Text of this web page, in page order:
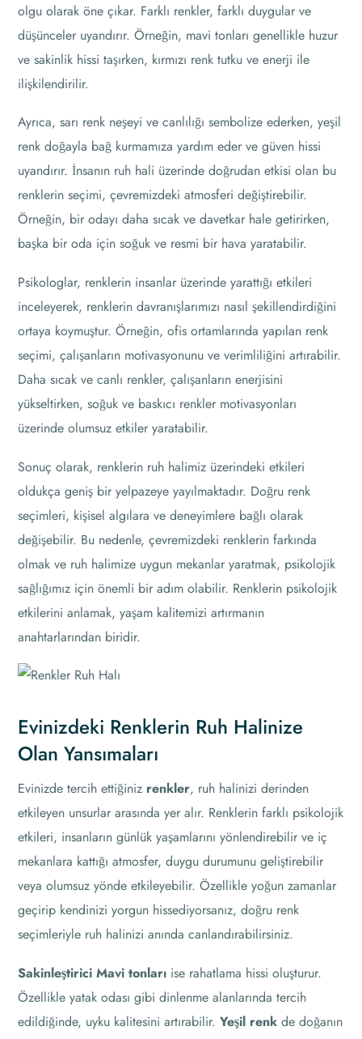
olgu olarak öne çıkar. Farklı renkler, farklı duygular ve
düşünceler uyandırır. Örneğin, mavi tonları genellikle huzur
ve sakinlik hissi taşırken, kırmızı renk tutku ve enerji ile
ilişkilendirilir.
Ayrıca, sarı renk neşeyi ve canlılığı sembolize ederken, yeşil
renk doğayla bağ kurmamıza yardım eder ve güven hissi
uyandırır. İnsanın ruh hali üzerinde doğrudan etkisi olan bu
renklerin seçimi, çevremizdeki atmosferi değiştirebilir.
Örneğin, bir odayı daha sıcak ve davetkar hale getirirken,
başka bir oda için soğuk ve resmi bir hava yaratabilir.
Psikologlar, renklerin insanlar üzerinde yarattığı etkileri
inceleyerek, renklerin davranışlarımızı nasıl şekillendirdiğini
ortaya koymuştur. Örneğin, ofis ortamlarında yapılan renk
seçimi, çalışanların motivasyonunu ve verimliliğini artırabilir.
Daha sıcak ve canlı renkler, çalışanların enerjisini
yükseltirken, soğuk ve baskıcı renkler motivasyonları
üzerinde olumsuz etkiler yaratabilir.
Sonuç olarak, renklerin ruh halimiz üzerindeki etkileri
oldukça geniş bir yelpazeye yayılmaktadır. Doğru renk
seçimleri, kişisel algılara ve deneyimlere bağlı olarak
değişebilir. Bu nedenle, çevremizdeki renklerin farkında
olmak ve ruh halimize uygun mekanlar yaratmak, psikolojik
sağlığımız için önemli bir adım olabilir. Renklerin psikolojik
etkilerini anlamak, yaşam kalitemizi artırmanın
anahtarlarından biridir.
Evinizdeki Renklerin Ruh Halinize
Olan Yansımaları
Evinizde tercih ettiğiniz renkler, ruh halinizi derinden
etkileyen unsurlar arasında yer alır. Renklerin farklı psikolojik
etkileri, insanların günlük yaşamlarını yönlendirebilir ve iç
mekanlara kattığı atmosfer, duygu durumunu geliştirebilir
veya olumsuz yönde etkileyebilir. Özellikle yoğun zamanlar
geçirip kendinizi yorgun hissediyorsanız, doğru renk
seçimleriyle ruh halinizi anında canlandırabilirsiniz.
Sakinleştirici Mavi tonları ise rahatlama hissi oluşturur.
Özellikle yatak odası gibi dinlenme alanlarında tercih
edildiğinde, uyku kalitesini artırabilir.Yeşil renk de doğanın